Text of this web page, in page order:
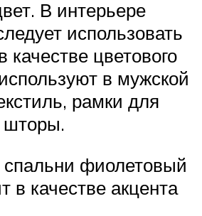
В интерьере
использовать
качестве цветового
в мужской
рамки для
шторы.
фиолетовый
в качестве акцента